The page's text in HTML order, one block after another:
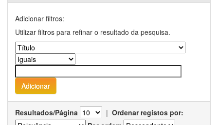
Adicionar filtros:
Utilizar filtros para refinar o resultado da pesquisa.
Resultados/Página | Ordenar registos por: